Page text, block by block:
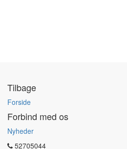
Tilbage
Forside
Forbind med os
Nyheder
52705044